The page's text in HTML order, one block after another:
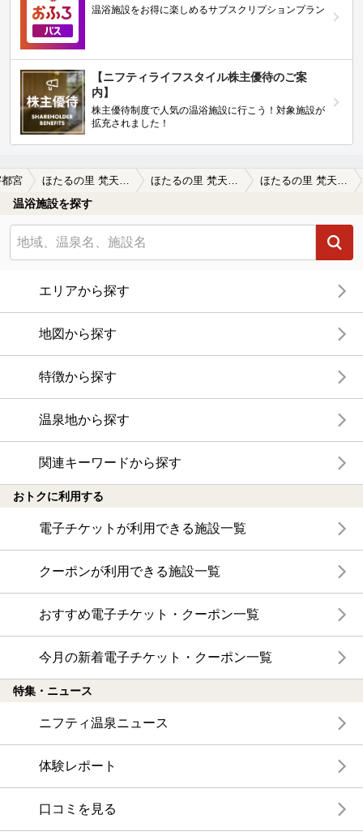
温浴施設をお得に楽しめるサブスクリプションプラン
【ニフティライフスタイル株主優待のご案
内】
株主優待制度で人気の温浴施設に行こう！対象施設が
拡充されました！
宮 ほたるの里 梵天の湯（ぼんてんのゆ） ほたるの里 梵天の湯（ぼんてんのゆ）の口コミ一覧 ほたるの里 梵天の湯（ぼんてんのゆ）の口コミ わざわざ行くにはどうか…？
温浴施設を探す
エリアから探す
地図から探す
特徴から探す
温泉地から探す
関連キーワードから探す
おトクに利用する
電子チケットが利用できる施設一覧
クーポンが利用できる施設一覧
おすすめ電子チケット・クーポン一覧
今月の新着電子チケット・クーポン一覧
特集・ニュース
ニフティ温泉ニュース
体験レポート
口コミを見る